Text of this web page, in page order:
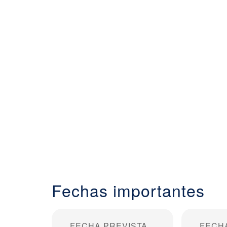
Fechas importantes